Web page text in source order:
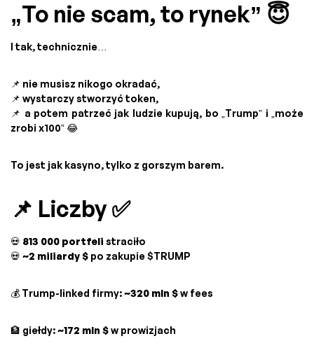
„To nie scam, to rynek” 😇
I tak, technicznie…
📌 nie musisz nikogo okradać,
📌 wystarczy stworzyć token,
📌 a potem patrzeć jak ludzie kupują, bo „Trump” i „może
zrobi x100” 😂
To jest jak kasyno, tylko z gorszym barem.
📌 Liczby ✅
💀 813 000 portfeli straciło
💀 ~2 miliardy $ po zakupie $TRUMP
💰 Trump-linked firmy:~320 mln $w fees
🏦 giełdy:~172 mln $w prowizjach